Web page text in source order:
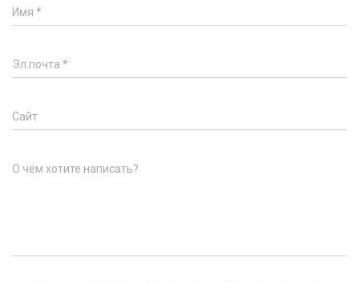
Имя *
Эл.почта *
Сайт
О чём хотите написать?